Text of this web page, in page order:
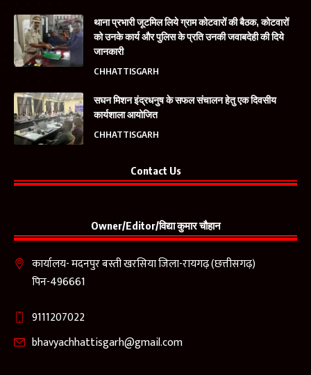
थाना प्रभारी जूटमिल लिये ग्राम कोटवारों की बैठक, कोटवारों
को उनके कार्य और पुलिस के प्रति उनकी जवाबदेही की दिये
जानकारी
CHHATTISGARH
सघन मिशन इंद्रधनुष के सफल संचालन हेतु एक दिवसीय
कार्यशाला आयोजित
CHHATTISGARH
Contact Us
Owner/Editor/विद्या कुमार चौहान
कार्यालय- मदनपुर बस्ती खरसिया जिला-रायगढ़ (छत्तीसगढ़)
पिन-496661
9111207022
bhavyachhattisgarh@gmail.com